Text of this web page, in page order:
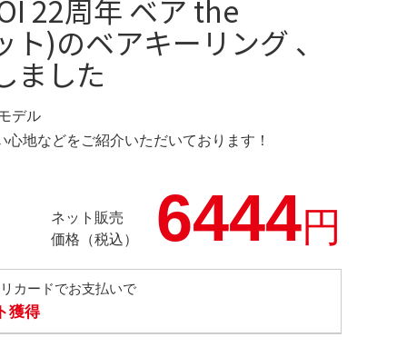
22周年 ベア the
)のベアキーリング 、
ました
デル
地などをご紹介いただいております！
ネット販売
価格（税込）
6444円
カードでお支払いで
獲得